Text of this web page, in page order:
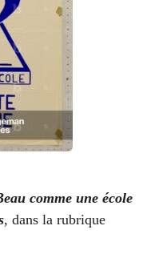
comme une école
, dans la rubrique